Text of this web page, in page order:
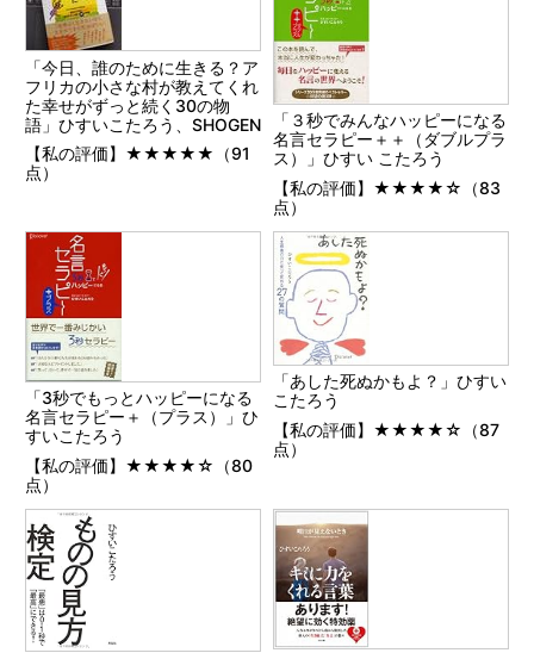
「今日、誰のために生きる？ア
フリカの小さな村が教えてくれ
た幸せがずっと続く30の物
語」ひすいこたろう、SHOGEN
【私の評価】★★★★★（91
点）
「３秒でみんなハッピーになる
名言セラピー＋＋（ダブルプラ
ス）」ひすい こたろう
【私の評価】★★★★☆（83
点）
「3秒でもっとハッピーになる
名言セラピー＋（プラス）」ひ
すいこたろう
【私の評価】★★★★☆（80
点）
「あした死ぬかもよ？」ひすい
こたろう
【私の評価】★★★★☆（87
点）